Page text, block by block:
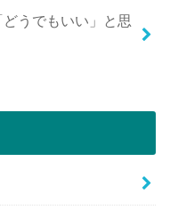
うでもいい」と思